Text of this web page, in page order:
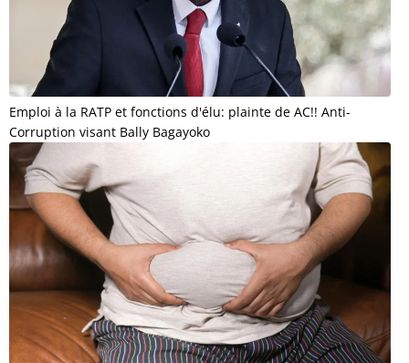
Emploi à la RATP et fonctions d'élu: plainte de AC!! Anti-
Corruption visant Bally Bagayoko